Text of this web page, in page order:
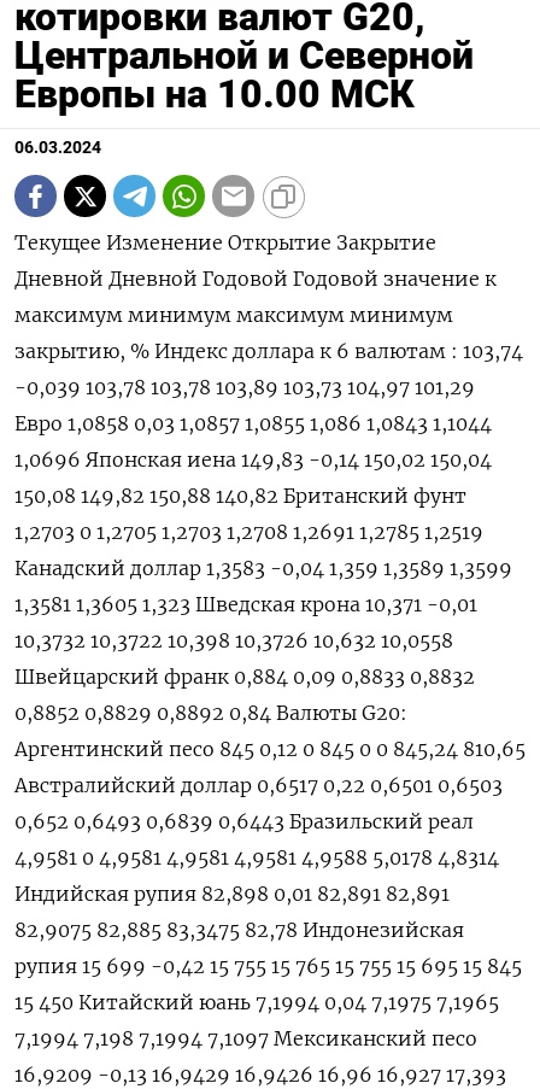
котировки валют G20,
Центральной и Северной
Европы на 10.00 МСК
06.03.2024
Текущее Изменение Открытие Закрытие
Дневной Дневной Годовой Годовой значение к
максимум минимум максимум минимум
закрытию, % Индекс доллара к 6 валютам : 103,74
-0,039 103,78 103,78 103,89 103,73 104,97 101,29
Евро 1,0858 0,03 1,0857 1,0855 1,086 1,0843 1,1044
1,0696 Японская иена 149,83 -0,14 150,02 150,04
150,08 149,82 150,88 140,82 Британский фунт
1,2703 0 1,2705 1,2703 1,2708 1,2691 1,2785 1,2519
Канадский доллар 1,3583 -0,04 1,359 1,3589 1,3599
1,3581 1,3605 1,323 Шведская крона 10,371 -0,01
10,3732 10,3722 10,398 10,3726 10,632 10,0558
Швейцарский франк 0,884 0,09 0,8833 0,8832
0,8852 0,8829 0,8892 0,84 Валюты G20:
Аргентинский песо 845 0,12 0 845 0 0 845,24 810,65
Австралийский доллар 0,6517 0,22 0,6501 0,6503
0,652 0,6493 0,6839 0,6443 Бразильский реал
4,9581 0 4,9581 4,9581 4,9581 4,9588 5,0178 4,8314
Индийская рупия 82,898 0,01 82,891 82,891
82,9075 82,885 83,3475 82,78 Индонезийская
рупия 15 699 -0,42 15 755 15 765 15 755 15 695 15 845
15 450 Китайский юань 7,1994 0,04 7,1975 7,1965
7,1994 7,198 7,1994 7,1097 Мексиканский песо
16,9209 -0,13 16,9429 16,9426 16,96 16,927 17,393